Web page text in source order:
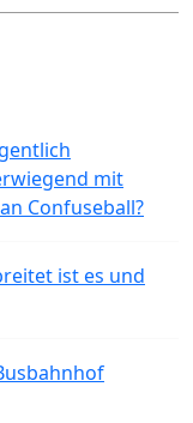
mit
Confuseball?
ist es und